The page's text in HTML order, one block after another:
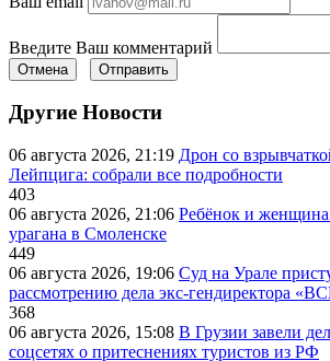
Введите Ваш комментарий
Отмена Отправить
Другие Новости
06 августа 2026, 21:19 Дрон со
Лейпцига: собрали все подробности
403
06 августа 2026, 21:06 Ребёнок и
урагана в Смоленске
449
06 августа 2026, 19:06 Суд на Урале
рассмотрению дела экс-гендиректора
368
06 августа 2026, 15:08 В Грузии завели
соцсетях о притеснениях туристов из РФ